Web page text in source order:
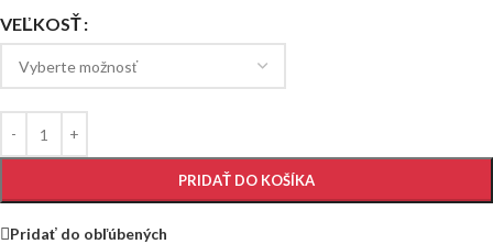
VEĽKOSŤ
PRIDAŤ DO KOŠÍKA
Pridať do obľúbených